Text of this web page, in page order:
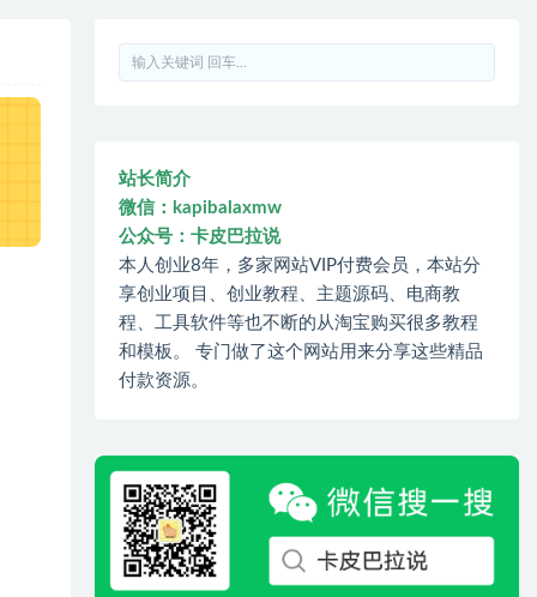
站长简介
微信：kapibalaxmw
公众号：卡皮巴拉说
本人创业8年，多家网站VIP付费会员，本站分
享创业项目、创业教程、主题源码、电商教
程、工具软件等也不断的从淘宝购买很多教程
和模板。 专门做了这个网站用来分享这些精品
付款资源。